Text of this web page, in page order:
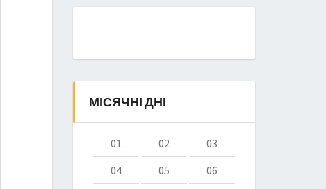
МІСЯЧНІ ДНІ
01 02
03
04
05
06